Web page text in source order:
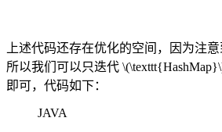
上述代码还存在优化的空间，因为注
所以我们可以只迭代
即可，代码如下：
JAVA